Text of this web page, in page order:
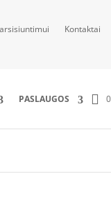
Kontaktai
PASLAUGOS